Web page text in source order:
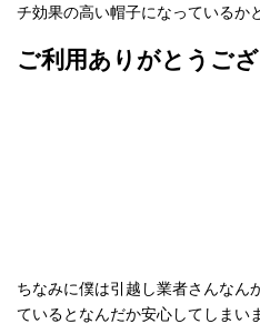
チ効果の高い帽子になっているか
ご利用ありがとうご
ちなみに僕は引越し業者さんなん
ているとなんだか安心してしまい